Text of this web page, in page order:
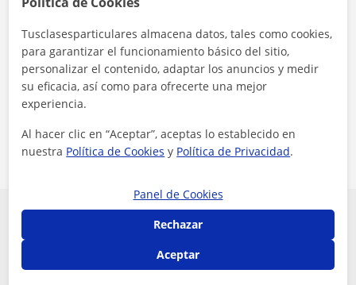
<4h
Es el tiempo medio de respuesta a las
Conoce que opinan algunos de los alumnos
de Ofimática en Barcelona
Tusclasesparticulares almacena datos, tales como cookies,
para garantizar el funcionamiento básico del sitio,
personalizar el contenido, adaptar los anuncios y medir
su eficacia, así como para ofrecerte una mejor
experiencia.
Al hacer clic en “Aceptar”, aceptas lo establecido en
nuestra Política de Cookies y Política de Privacidad.
Panel de Cookies
Rechazar
Aceptar